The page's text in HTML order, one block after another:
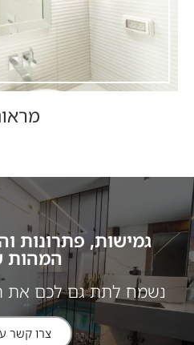
גמישות, פתרונות
המהות
נשמח לתת גם לכם את
צרו קשר